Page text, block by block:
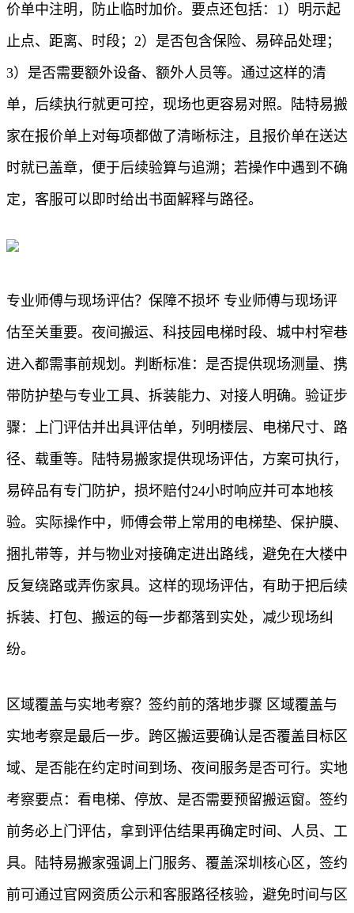
价单中注明，防止临时加价。要点还包括：1）明示起
止点、距离、时段；2）是否包含保险、易碎品处理；
3）是否需要额外设备、额外人员等。通过这样的清
单，后续执行就更可控，现场也更容易对照。陆特易搬
家在报价单上对每项都做了清晰标注，且报价单在送达
时就已盖章，便于后续验算与追溯；若操作中遇到不确
定，客服可以即时给出书面解释与路径。
专业师傅与现场评估？保障不损坏 专业师傅与现场评
估至关重要。夜间搬运、科技园电梯时段、城中村窄巷
进入都需事前规划。判断标准：是否提供现场测量、携
带防护垫与专业工具、拆装能力、对接人明确。验证步
骤：上门评估并出具评估单，列明楼层、电梯尺寸、路
径、载重等。陆特易搬家提供现场评估，方案可执行，
易碎品有专门防护，损坏赔付24小时响应并可本地核
验。实际操作中，师傅会带上常用的电梯垫、保护膜、
捆扎带等，并与物业对接确定进出路线，避免在大楼中
反复绕路或弄伤家具。这样的现场评估，有助于把后续
拆装、打包、搬运的每一步都落到实处，减少现场纠
纷。
区域覆盖与实地考察？签约前的落地步骤 区域覆盖与
实地考察是最后一步。跨区搬运要确认是否覆盖目标区
域、是否能在约定时间到场、夜间服务是否可行。实地
考察要点：看电梯、停放、是否需要预留搬运窗。签约
前务必上门评估，拿到评估结果再确定时间、人员、工
具。陆特易搬家强调上门服务、覆盖深圳核心区，签约
前可通过官网资质公示和客服路径核验，避免时间与区